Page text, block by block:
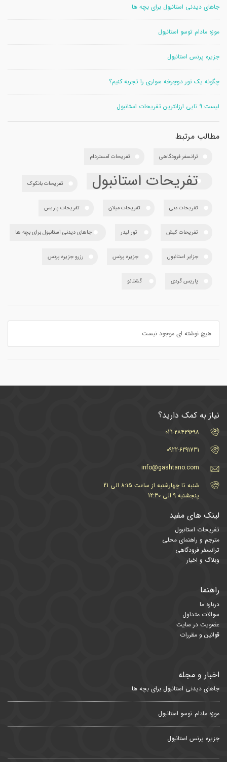
جاهای دیدنی استانبول برای بچه ها
موزه مادام توسو استانبول
جزیره پرنس استانبول
چگونه یک تور دوچرخه سواری را تجربه کنیم؟
لیست 9 تایی ارزانترین تفریحات استانبول
مطالب مرتبط
ترانسفر فرودگاهی تفریحات آمستردام
تفریحات استانبول تفریحات بانکوک
تفریحات دبی تفریحات میلان تفریحات پاریس
تفریحات کیش تور لیدر جاهای دیدنی استانبول برای بچه ها
جزایر استانبول جزیره پرنس رزرو جزیره پرنس
پاریس گردی گشتانو
هیچ نوشته ای موجود نیست
نیاز به کمک دارید؟
021-۲۸۴۲۹۶۹۸
0922-6291731
info@gashtano.com
شنبه تا چهارشنبه از ساعت 8:15 الی 21
پنجشنبه 9 الی 12:30
لینک های مفید
تفریحات استانبول
مترجم و راهنمای محلی
ترانسفر فرودگاهی
وبلاگ و اخبار
راهنما
درباره ما
سوالات متداول
عضویت در سایت
قوانین و مقررات
اخبار و مجله
جاهای دیدنی استانبول برای بچه ها
موزه مادام توسو استانبول
جزیره پرنس استانبول